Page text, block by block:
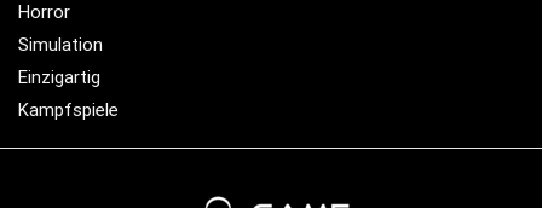
Horror
Simulation
Einzigartig
Kampfspiele